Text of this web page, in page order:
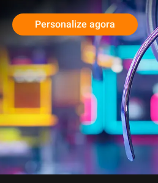
Personalize agora